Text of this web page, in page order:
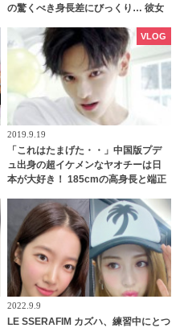
の驚くべき身長差にびっくり… 彼女
に胸キュン
2019.9.19
「これはたまげた・・」中国版プデ
ュ出身の超イケメンなヤオチーは日
本が大好き！ 185cmの高身長と端正
VLOG
2022.9.9
LE SSERAFIM カズハ、練習中にとつ